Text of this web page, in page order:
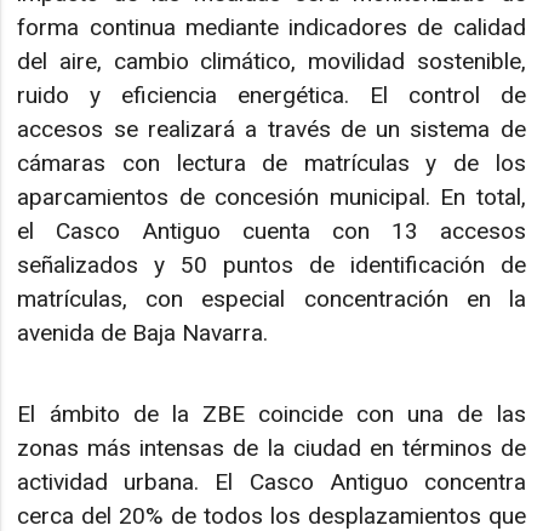
forma continua mediante indicadores de calidad
del aire, cambio climático, movilidad sostenible,
ruido y eficiencia energética. El control de
accesos se realizará a través de un sistema de
cámaras con lectura de matrículas y de los
aparcamientos de concesión municipal. En total,
el Casco Antiguo cuenta con 13 accesos
señalizados y 50 puntos de identificación de
matrículas, con especial concentración en la
avenida de Baja Navarra.
El ámbito de la ZBE coincide con una de las
zonas más intensas de la ciudad en términos de
actividad urbana. El Casco Antiguo concentra
cerca del 20% de todos los desplazamientos que